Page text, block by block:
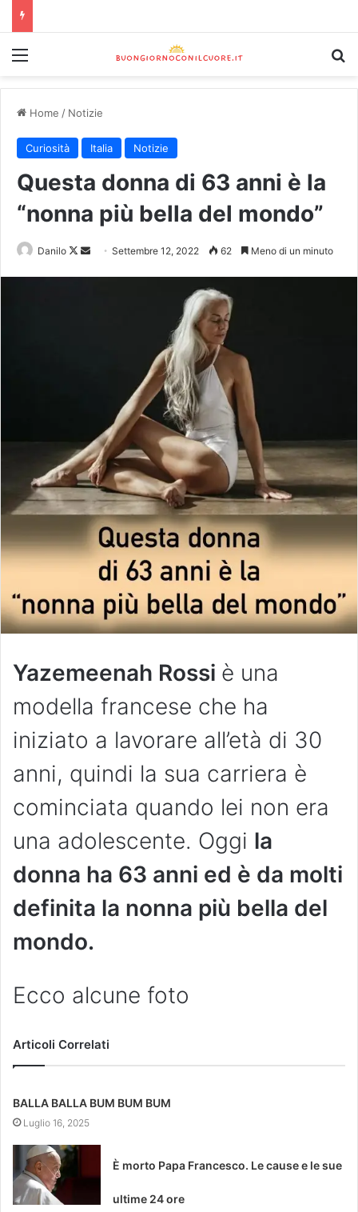
Home / Notizie
Curiosità Italia Notizie
Questa donna di 63 anni è la
“nonna più bella del mondo”
Danilo Settembre 12, 2022 62 Meno di un minuto
Yazemeenah Rossi è una
modella francese che ha
iniziato a lavorare all’età di 30
anni, quindi la sua carriera è
cominciata quando lei non era
una adolescente. Oggi la
donna ha 63 anni ed è da molti
definita la nonna più bella del
mondo.
Ecco alcune foto
Articoli Correlati
BALLA BALLA BUM BUM BUM
Luglio 16, 2025
È morto Papa Francesco. Le cause e le sue
ultime 24 ore